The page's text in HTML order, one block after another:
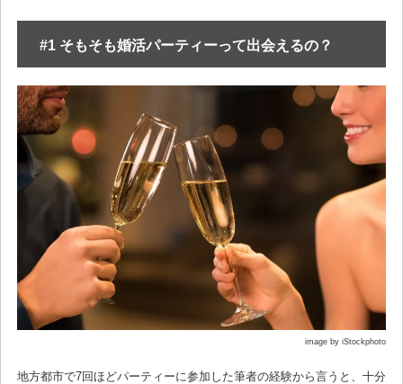
#1 そもそも婚活パーティーって出会えるの？
image by iStockphoto
地方都市で7回ほどパーティーに参加した筆者の経験から言うと、十分